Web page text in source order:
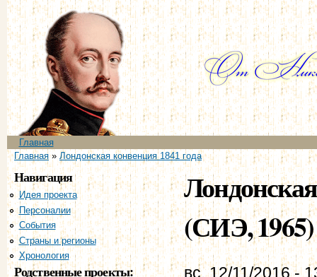
Главное меню
Главная
Вы здесь
Главная» Лондонская конвенция 1841 года
Навигация
Идея проекта
Персоналии
События
Страны и регионы
Хронология
Родственные проекты:
(СИЭ, 1965)
вс, 12/11/2016 -